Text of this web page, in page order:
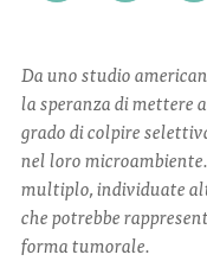
CONTATTI
ITA ENG
Da uno studio
la speranza di mettere
grado di colpire
nel loro
multiplo, individuate
che potrebbe
forma tumorale.